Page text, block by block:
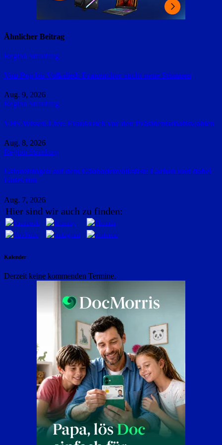
Ähnlicher Beitrag
Region Straubing
Von Pop bis Volkslied: Frauenchor sucht neue Stimmen
Aug. 9, 2026
Region Straubing
VHS.Wissen.Live: Frankreich vor den Präsidentschaftswahlen
Aug. 8, 2026
Region Straubing
Gstanzlsingen auf dem Gäubodenvolksfest: Lachen und dabei
Gutes tun
Aug. 7, 2026
Hier sind wir auch zu finden:
Kalender
Derzeit keine kommenden Termine.